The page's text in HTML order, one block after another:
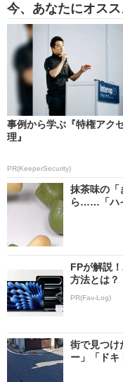
今、あなたにオスス
事例から学ぶ『特権アク
理』
PR(KeeperSecurity)
抹茶味の「
ら……「ハ
FPが解説
方法とは？
PR(Fav-Log)
街で見つ
ー」「ド